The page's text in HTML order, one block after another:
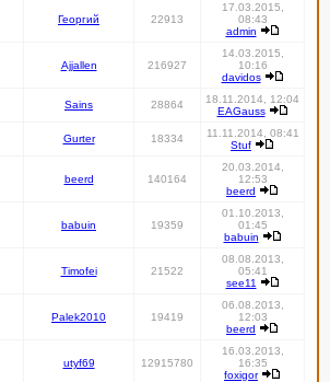
Георгий 22913
17.03.2015,
08:43
admin
Ajjallen 216927
14.03.2015,
10:16
davidos
Sains 28864
18.11.2014, 12:04
EAGauss
Gurter 18334
11.11.2014, 08:41
Stuf
beerd 140164
20.03.2014,
12:53
beerd
babuin 19359
01.10.2013,
01:45
babuin
Timofei 21522
08.08.2013,
05:41
see11
Palek2010 19419
06.08.2013,
12:03
beerd
utyf69 12915780
16.03.2013,
16:35
foxigor